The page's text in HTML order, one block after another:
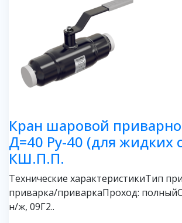
Кран шаровой
Д=40 Ру-40 (для жидких
КШ.П.П.
Технические характеристикиТип
приварка/приваркаПроход:
н/ж, 09Г2..